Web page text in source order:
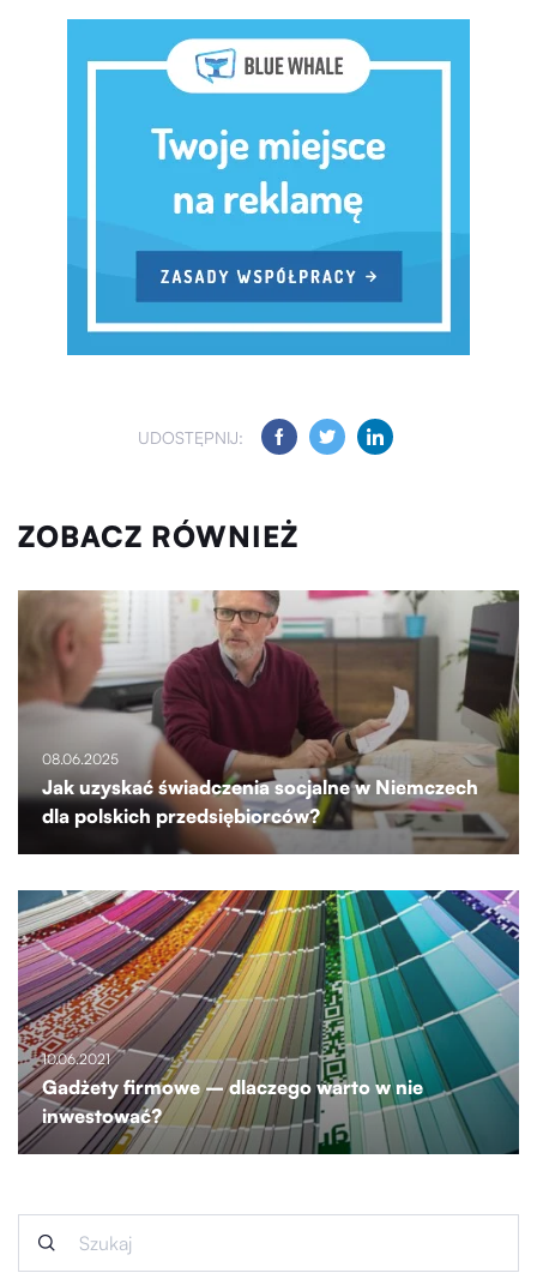
UDOSTĘPNIJ:
ZOBACZ RÓWNIEŻ
08.06.2025
Jak uzyskać świadczenia socjalne w Niemczech
dla polskich przedsiębiorców?
10.06.2021
Gadżety firmowe – dlaczego warto w nie
inwestować?